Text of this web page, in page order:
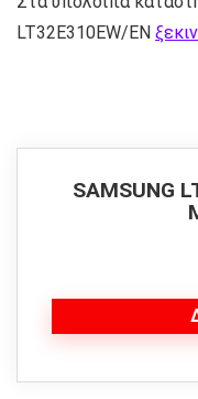
LT32E310EW/EN
SAMSUNG